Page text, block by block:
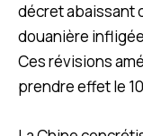
décret abaissant
douanière
Ces révisions
prendre effet le